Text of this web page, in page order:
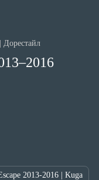
Дорестайл
2013-2016 | Kuga